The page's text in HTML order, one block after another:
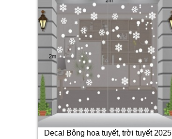
Decal Bông hoa tuyết, trời tuyết 2025